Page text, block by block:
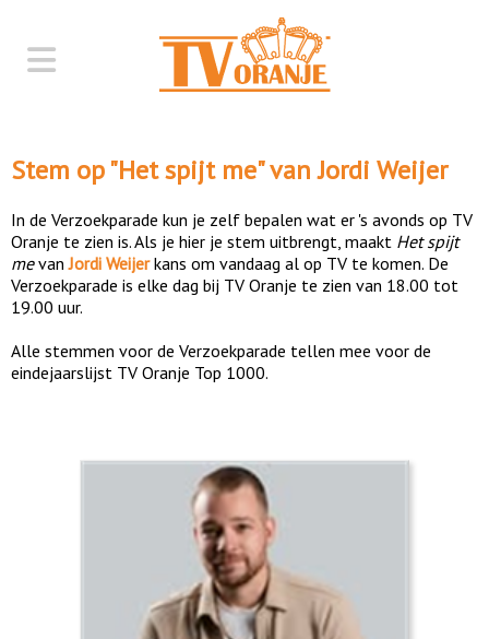
Stem op "Het spijt me" vanJordi Weijer
In de Verzoekparade kun je zelf bepalen wat er 's avonds op TV
Oranje te zien is. Als je hier je stem uitbrengt, maakt Het spijt
mevanJordi Weijerkans om vandaag al op TV te komen. De
Verzoekparade is elke dag bij TV Oranje te zien van 18.00 tot
19.00 uur.
Alle stemmen voor de Verzoekparade tellen mee voor de
eindejaarslijst TV Oranje Top 1000.